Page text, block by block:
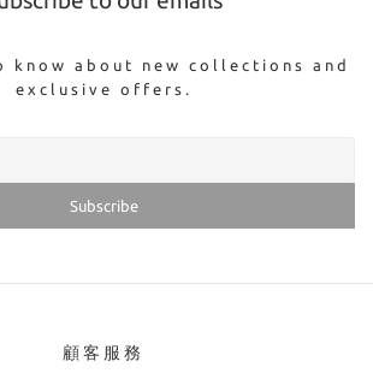
know about new collections and
exclusive offers.
Subscribe
顧客服務